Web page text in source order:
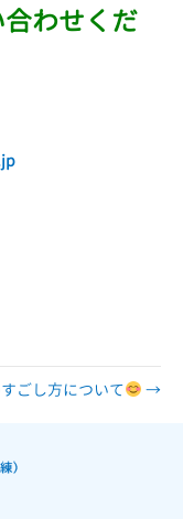
わせくだ
ごし方について →